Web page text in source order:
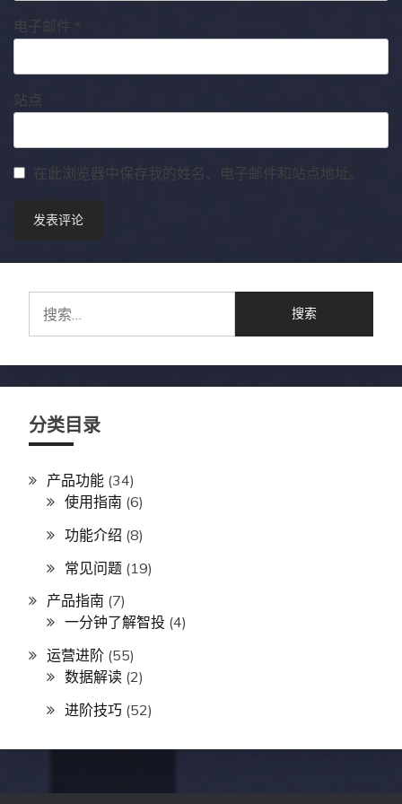
电子邮件 *
站点
在此浏览器中保存我的姓名、电子邮件和站点地址。
索：
分类目录
产品功能 (34)
使用指南 (6)
功能介绍 (8)
常见问题 (19)
产品指南 (7)
一分钟了解智投 (4)
运营进阶 (55)
数据解读 (2)
进阶技巧 (52)